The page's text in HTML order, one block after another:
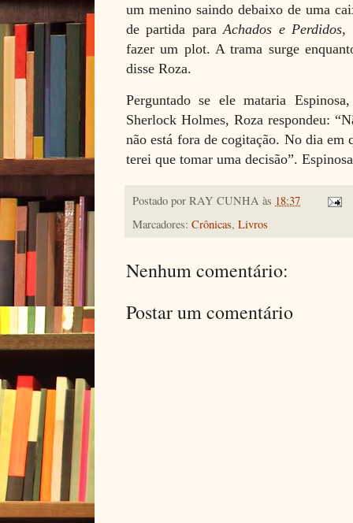
um menino saindo debaixo de uma
de partida paraAchados e Perdidos,
fazer um plot. A trama surge
disse Roza.
Perguntado se ele mataria
Sherlock Holmes, Roza respondeu:
não está fora de cogitação. No dia em
terei que tomar uma decisão”.
Postado por RAY CUNHA às 18:37
Marcadores: Crônicas, Livros
Nenhum comentário:
Postar um comentário